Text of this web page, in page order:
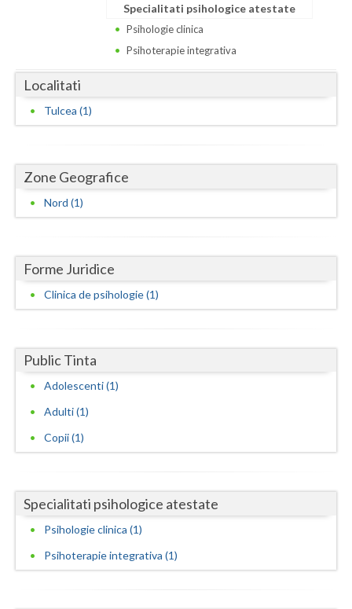
Covasna
Dambovita
Galati
Giurgiu
Harghita
Iasi
Maramures
Mures
Neamt
Olt
Specialitati psihologice atestate
Psihologie clinica
Psihoterapie integrativa
Localitati
Tulcea (1)
Zone Geografice
Nord (1)
Forme Juridice
Clinica de psihologie (1)
Public Tinta
Adolescenti (1)
Adulti (1)
Copii (1)
Specialitati psihologice atestate
Psihologie clinica (1)
Psihoterapie integrativa (1)